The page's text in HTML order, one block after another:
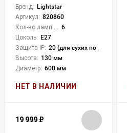
Бренд: Lightstar
Артикул: 820860
6
Цоколь: E27
Защита IP: 20 (для сухих пом.)
Высота: 130 мм
Диаметр: 600 мм
НЕТ В НАЛИЧИИ
19 999 ₽